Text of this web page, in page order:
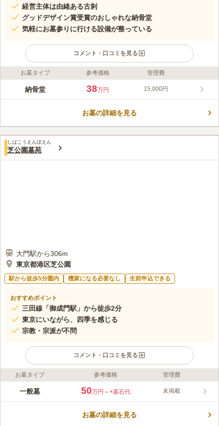
経営主体は由緒ある古刹
グッドデザイン賞受賞のおしゃれな納骨堂
気軽にお墓参りに行ける設備が整っている
コメント・口コミを見る
ライフドット編集部のコメント
迦楼塔 東京は、東京都港区にある高級感と落ち着いた雰囲気を
ができます。また、葬儀・法要・会食なども行える総合施設で
口コミ評価
この霊園はまだ誰からも評価されていません。
お墓タイプ 参考価格 管理費
納骨堂 38万円 15,000円
お墓の詳細を見る
しばこうえんぼえん
芝公園墓苑
大門駅から306m
東京都港区芝公園
駅から徒歩5分圏内 檀家になる必要なし 生前申込できる
おすすめポイント
三田線「御成門駅」から徒歩2分
東京にいながら、四季を感じる
宗教・宗派が不問
コメント・口コミを見る
ライフドット編集部のコメント
見上げれば東京タワー、各最寄り駅からアクセス抜群、都心らし
「シェリーホール」が併設されており、葬儀や法要の行事を行う
お墓タイプ 参考価格 管理費
一般墓 50万円～+墓石代 未掲載
お墓の詳細を見る